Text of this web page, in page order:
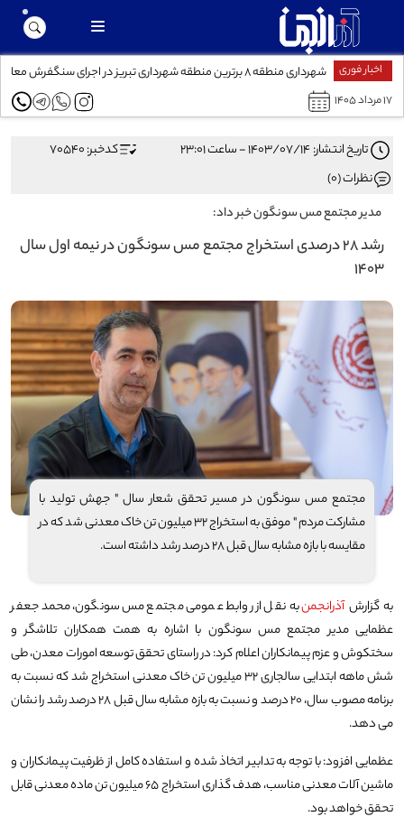
اخبار فوری شهرداری منطقه ۸ برترین منطقه شهرداری تبریز در اجرای سنگفرش معابر
۱۷ مرداد ۱۴۰۵
تاریخ انتشار: ۱۴۰۳/۰۷/۱۴ - ساعت ۲۳:۰۱
کدخبر: 70540
نظرات (0)
مدیر مجتمع مس سونگون خبر داد:
رشد ۲۸ درصدی استخراج مجتمع مس سونگون در نیمه اول سال
۱۴۰۳
مجتمع مس سونگون در مسیر تحقق شعار سال " جهش تولید با
مشارکت مردم " موفق به استخراج ۳۲ میلیون تن خاک معدنی شد که در
مقایسه با بازه مشابه سال قبل ۲۸ درصد رشد داشته است.
به گزارشآذرانجمنبه نقل از روابط عمومی مجتمع مس سونگون، محمدجعفر
عظمایی مدیر مجتمع مس سونگون با اشاره به همت همکاران تلاشگر و
سختکوش و عزم پیمانکاران اعلام کرد: در راستای تحقق توسعه امورات معدن، طی
شش ماهه ابتدایی سالجاری ۳۲ میلیون تن خاک معدنی استخراج شد که نسبت به
برنامه مصوب سال، ۲۰ درصد و نسبت به بازه مشابه سال قبل ۲۸ درصد رشد را نشان
می دهد.
عظمایی افزود: با توجه به تدابیر اتخاذ شده و استفاده کامل از ظرفیت پیمانکاران و
ماشین آلات معدنی مناسب، هدف گذاری استخراج ۶۵ میلیون تن ماده معدنی قابل
تحقق خواهد بود.